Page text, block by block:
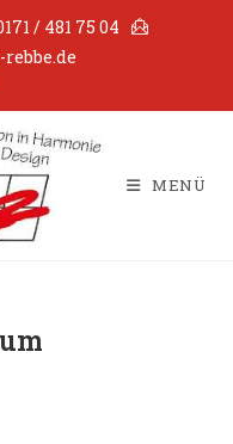
/ 481 75 04
MENÜ